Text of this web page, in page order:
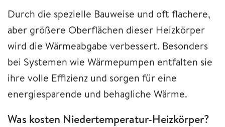
Durch die spezielle Bauweise und oft flachere,
aber größere Oberflächen dieser Heizkörper
wird die Wärmeabgabe verbessert. Besonders
bei Systemen wie Wärmepumpen entfalten sie
ihre volle Effizienz und sorgen für eine
energiesparende und behagliche Wärme.
Was kosten Niedertemperatur-Heizkörper?